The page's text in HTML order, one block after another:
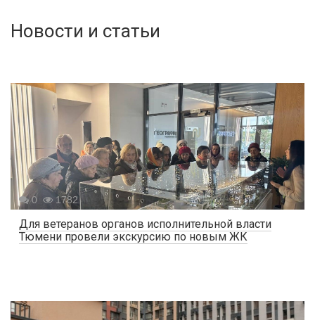
Новости и статьи
Для ветеранов органов исполнительной власти
Тюмени провели экскурсию по новым ЖК
0 1782